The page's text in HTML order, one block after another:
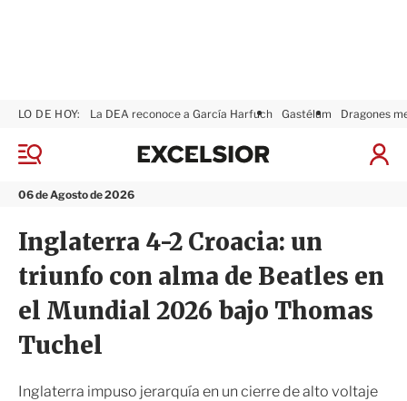
M
n
06 de Agosto de 2026
LO DE HOY: La DEA reconoce a García Harfuch Gastélum Dragones
I
S
x
i
o
r
Inglaterra 4-2 Croacia: un
triunfo con alma de Beatles en
el Mundial 2026 bajo Thomas
Tuchel
Inglaterra impuso jerarquía en un cierre de alto voltaje